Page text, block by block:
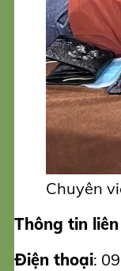
Chuyên
Thông tin
Điện thoại: